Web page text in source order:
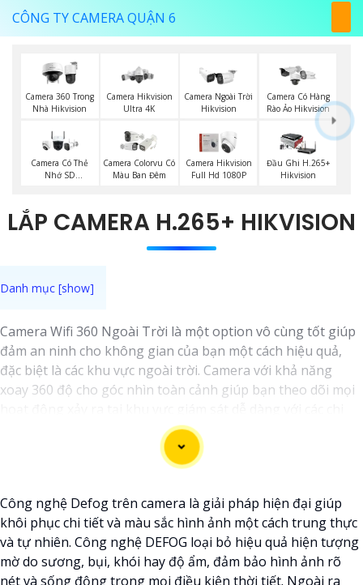
CÔNG TY CAMERA QUẬN 6
Camera 360 Trong
Nhà Hikvision
Camera Hikvision
Ultra 4K
Camera Ngoài Trời
Hikvision
Camera Có Hàng
Rào Ảo Hikvision
Camera Có Thẻ
Nhớ SD
Camera Colorvu Có
Màu Ban Đêm
Camera Hikvision
Full Hd 1080P
Đầu Ghi H.265+
Hikvision
LẮP CAMERA H.265+ HIKVISION
Camera Wifi 360 Ngoài Trời là một option vô cùng tốt giúp
đảm an ninh cho không gian của bạn một cách hiệu quả,
đặc biệt là các khu vực ngoài trời. Camera với khả năng
xoay 360 độ cho góc nhìn toàn cảnh giúp bạn theo dõi mọi
tiết trong khung hình sẽ được thể hiện rõ ràng.
Camera được thiết kế chắc chắn, chống nước và chống bụi
tiết. ️Với camera wifi 360 ngoài trời, bạn có thể yên tâm mà
không cần lo lắng về việc bị xâm nhập hoặc mất trội tài sản.
Công nghệ Defog trên camera là giải pháp hiện đại giúp
khôi phục chi tiết và màu sắc hình ảnh một cách trung thực
và tự nhiên. Công nghệ DEFOG loại bỏ hiệu quả hiện tượng
mờ do sương, bụi, khói hay độ ẩm, đảm bảo hình ảnh rõ
nét và sống động trong mọi điều kiện thời tiết. Ngoài ra